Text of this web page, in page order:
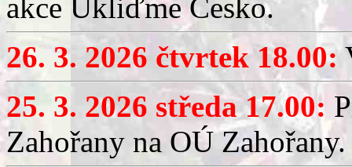
akce Ukliďme Česko.
26. 3. 2026 čtvrtek 18.00:
25. 3. 2026 středa 17.00:
Zahořany na OÚ Zahořany.